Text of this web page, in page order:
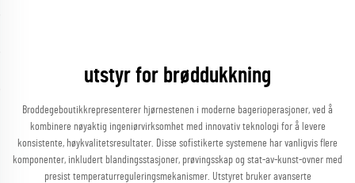
utstyr for brøddukkning
Broddegeboutikkrepresenterer hjørnestenen i moderne bagerioperasjoner, ved å
kombinere nøyaktig ingeniørvirksomhet med innovativ teknologi for å levere
konsistente, høykvalitetsresultater. Disse sofistikerte systemene har vanligvis flere
komponenter, inkludert blandingsstasjoner, prøvingsskap og stat-av-kunst-ovner med
presist temperaturreguleringsmekanismer. Utstyret bruker avanserte